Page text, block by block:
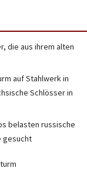
die aus ihrem alten
auf Stahlwerk in
Schlösser in
belasten russische
gesucht